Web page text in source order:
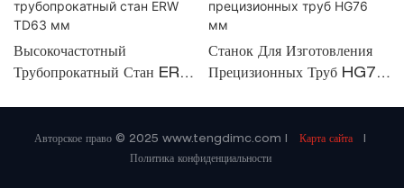
Высокочастотный
Трубопрокатный Стан ERW
Станок Для Изготовления
Прецизионных Труб HG76
Авторское право © 2025 www.tengdimc.com Карта сайта
Политика конфиденциальности